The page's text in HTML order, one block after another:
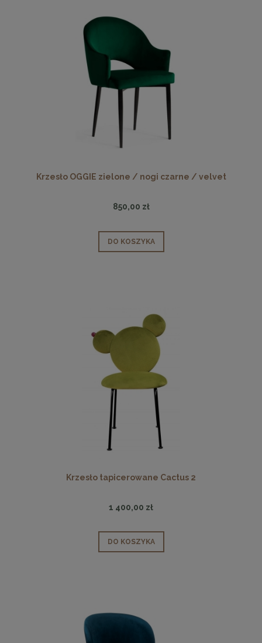
Krzesło OGGIE zielone / nogi czarne / velvet
850,00 zł
DO KOSZYKA
Krzesło tapicerowane Cactus 2
1 400,00 zł
DO KOSZYKA